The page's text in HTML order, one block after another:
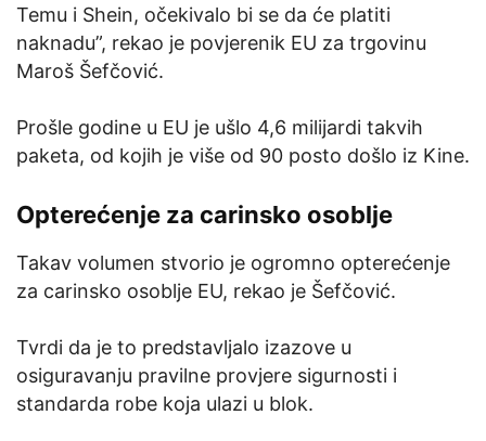
Temu i Shein, očekivalo bi se da će platiti
naknadu”, rekao je povjerenik EU za trgovinu
Maroš Šefčović.
Prošle godine u EU je ušlo 4,6 milijardi takvih
paketa, od kojih je više od 90 posto došlo iz Kine.
Opterećenje za carinsko osoblje
Takav volumen stvorio je ogromno opterećenje
za carinsko osoblje EU, rekao je Šefčović.
Tvrdi da je to predstavljalo izazove u
osiguravanju pravilne provjere sigurnosti i
standarda robe koja ulazi u blok.